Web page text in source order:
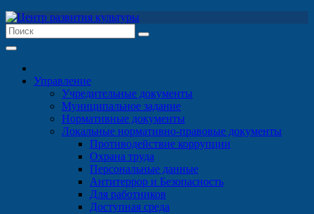
Перейти
к
содержимому
Управление
Учредительные документы
Муниципальное задание
Нормативные документы
Локальные нормативно-правовые документы
Противодействие коррупции
Охрана труда
Персональные данные
Антитеррор и Безопасность
Для работников
Доступная среда